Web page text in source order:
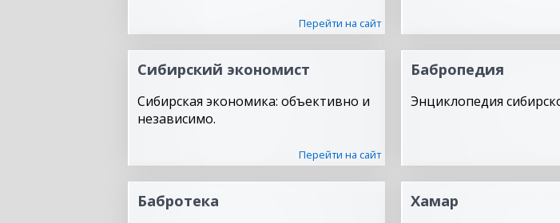
Перейти на сайт
Сибирский экономист
Сибирская экономика: объективно и
независимо.
Перейти на сайт
Бабропедия
Энциклопедия
Бабротека Хамар